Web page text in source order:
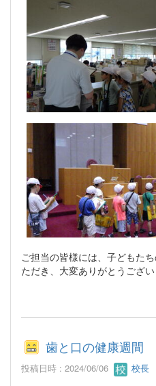
ご担当の皆様には、子どもた
ただき、大変ありがとうござい
歯と口の健康週間
投稿日時 : 2024/06/06 校長